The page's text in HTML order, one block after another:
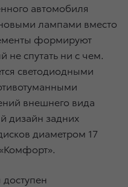
автомобиля
лампами вместо
формируют
не спутать ни с чем.
светодиодными
внешнего вида
дизайн задних
диаметром 17